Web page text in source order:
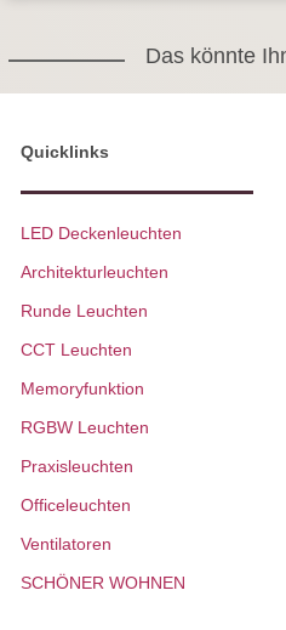
Das könnte
Quicklinks
LED Deckenleuchten
Architekturleuchten
Runde Leuchten
CCT Leuchten
Memoryfunktion
RGBW Leuchten
Praxisleuchten
Officeleuchten
Ventilatoren
SCHÖNER WOHNEN